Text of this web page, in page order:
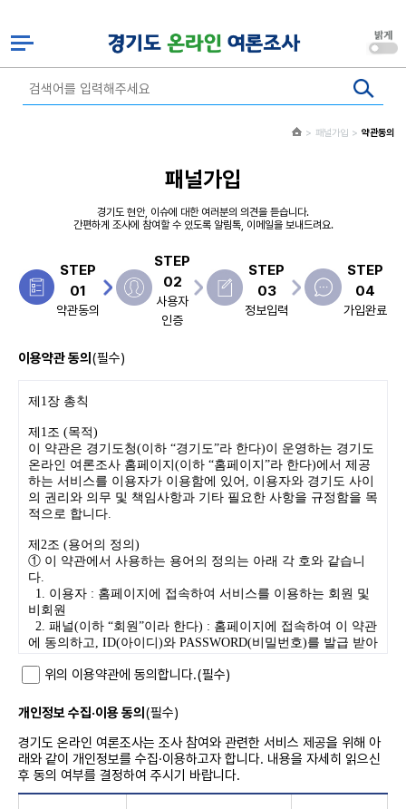
패널가입 약관동의
패널가입
경기도 현안, 이슈에 대한 여러분의 의견을 듣습니다.
간편하게 조사에 참여할 수 있도록 알림톡, 이메일을 보내드려요.
STEP
01
약관동의
STEP
02
사용자
인증
STEP
03
정보입력
STEP
04
가입완료
이용약관 동의 (필수)
제1장 총칙
제1조 (목적)
이 약관은 경기도청(이하 “경기도”라 한다)이 운영하는 경기도
온라인 여론조사 홈페이지(이하 “홈페이지”라 한다)에서 제공
하는 서비스를 이용자가 이용함에 있어, 이용자와 경기도 사이
의 권리와 의무 및 책임사항과 기타 필요한 사항을 규정함을 목
적으로 합니다.
제2조 (용어의 정의)
① 이 약관에서 사용하는 용어의 정의는 아래 각 호와 같습니
다.
비회원
에 동의하고, ID(아이디)와 PASSWORD(비밀번호)를 발급 받아
를 밝힌 자
  4. ID(아이디) : 회원 식별과 회원의 서비스 이용을 위하여 회
원이 선정하고 경기도가 승인하는 이메일 형식의 문자와 숫자
의 조합
  5. PASSWORD(비밀번호) : 회원의 정보 보호를 위해 이용자
자신이 설정한 문자와 숫자의 조합
위의 이용약관에 동의합니다.(필수)
개인정보 수집·이용 동의 (필수)
경기도 온라인 여론조사는 조사 참여와 관련한 서비스 제공을 위해 아
래와 같이 개인정보를 수집·이용하고자 합니다. 내용을 자세히 읽으신
후 동의 여부를 결정하여 주시기 바랍니다.